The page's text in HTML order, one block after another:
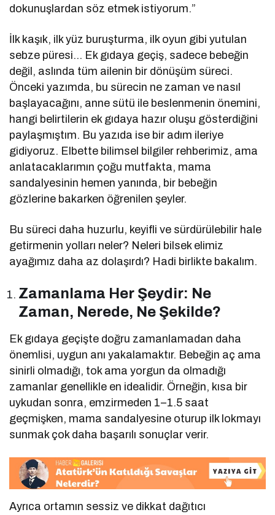
dokunuşlardan söz etmek istiyorum.”
İlk kaşık, ilk yüz buruşturma, ilk oyun gibi yutulan
sebze püresi… Ek gıdaya geçiş, sadece bebeğin
değil, aslında tüm ailenin bir dönüşüm süreci.
Önceki yazımda, bu sürecin ne zaman ve nasıl
başlayacağını, anne sütü ile beslenmenin önemini,
hangi belirtilerin ek gıdaya hazır oluşu gösterdiğini
paylaşmıştım. Bu yazıda ise bir adım ileriye
gidiyoruz. Elbette bilimsel bilgiler rehberimiz, ama
anlatacaklarımın çoğu mutfakta, mama
sandalyesinin hemen yanında, bir bebeğin
gözlerine bakarken öğrenilen şeyler.
Bu süreci daha huzurlu, keyifli ve sürdürülebilir hale
getirmenin yolları neler? Neleri bilsek elimiz
ayağımız daha az dolaşırdı? Hadi birlikte bakalım.
Zamanlama Her Şeydir: Ne
Zaman, Nerede, Ne Şekilde?
Ek gıdaya geçişte doğru zamanlamadan daha
önemlisi, uygun anı yakalamaktır. Bebeğin aç ama
sinirli olmadığı, tok ama yorgun da olmadığı
zamanlar genellikle en idealidir. Örneğin, kısa bir
uykudan sonra, emzirmeden 1–1.5 saat
geçmişken, mama sandalyesine oturup ilk lokmayı
sunmak çok daha başarılı sonuçlar verir.
Ayrıca ortamın sessiz ve dikkat dağıtıcı